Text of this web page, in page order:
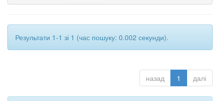
Результати 1-1 зі 1 (час пошуку: 0.002 секунди).
назад 1 далі